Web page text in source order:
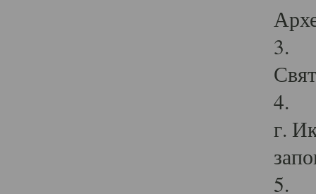
3.
4.
г.
5.